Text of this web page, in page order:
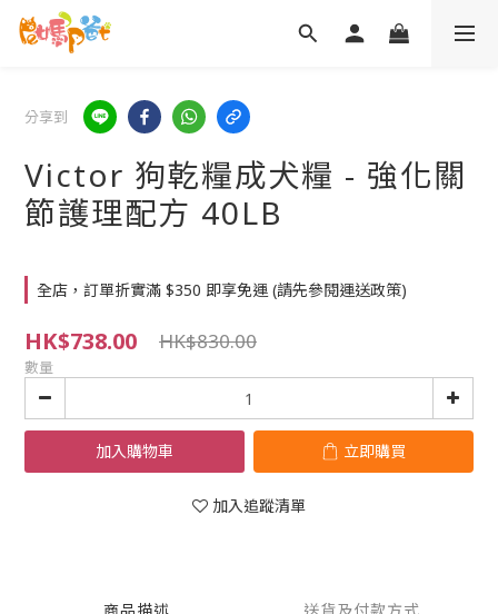
分享到
Victor 狗乾糧成犬糧 - 強化關
節護理配方 40LB
全店，訂單折實滿 $350 即享免運 (請先參閱運送政策)
HK$738.00 HK$830.00
數量
加入購物車 立即購買
加入追蹤清單